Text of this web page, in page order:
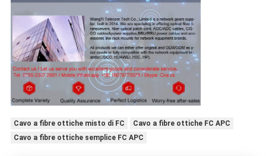
Cavo a fibre ottiche misto di FC
Cavo a fibre ottiche FC APC
Cavo a fibre ottiche semplice FC APC